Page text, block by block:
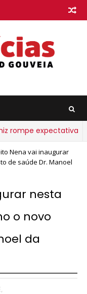
expectativa e
Nena vai inaugurar
de saúde Dr. Manoel
nesta
o novo
da